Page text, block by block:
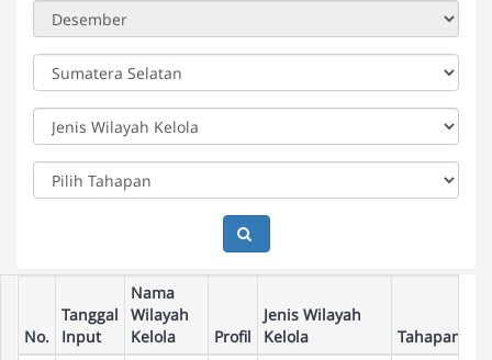
No.
Tanggal
Input
Nama
Wilayah
Kelola
Profil
Jenis Wilayah
Kelola
Tahapan